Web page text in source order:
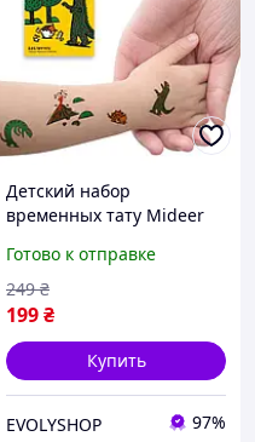
Детский набор
временных тату Mideer
татуировок с
динозаврами,
безопасные
Готово к отправке
199₴
249 ₴
Купить
EVOLYSHOP 97%